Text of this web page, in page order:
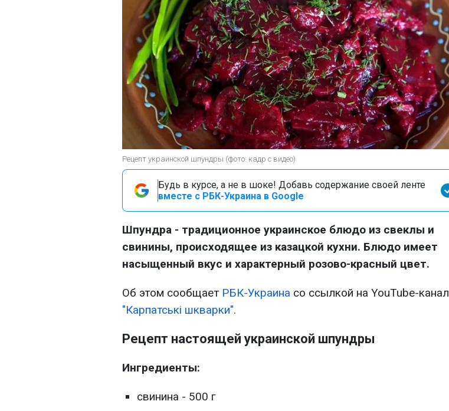
Рецепт украинской шпундры (фото: кадр с видео)
Будь в курсе, а не в шоке! Добавь содержание своей ленте
вместе с РБК-Украина в Google
Шпундра - традиционное украинское блюдо из свеклы и
свинины, происходящее из казацкой кухни. Блюдо имеет
насыщенный вкус и характерный розово-красный цвет.
Об этом сообщает РБК-Украина со ссылкой на YouTube-канал
"Карпатські шкварки".
Рецепт настоящей украинской шпундры
Ингредиенты:
свинина - 500 г